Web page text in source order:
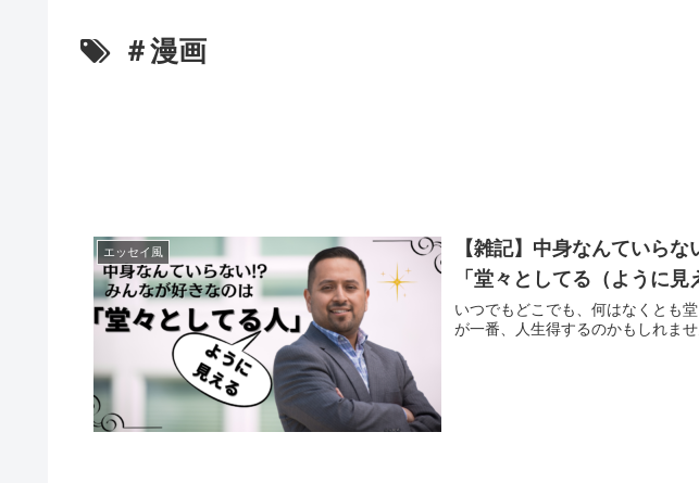
＃漫画
エッセイ風
【雑記】中身なんていら
「堂々としてる（ように見
いつでもどこでも、何はなくとも
が一番、人生得するのかもしれませ